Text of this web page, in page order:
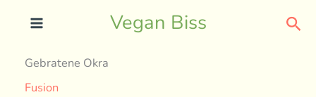
Vegan Biss
Gebratene Okra
Fusion